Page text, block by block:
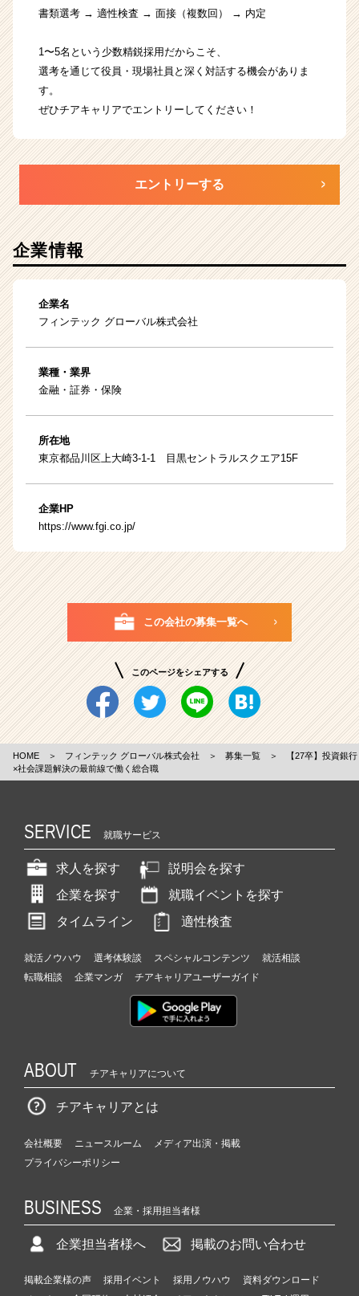
書類選考 → 適性検査 → 面接（複数回） → 内定
1〜5名という少数精鋭採用だからこそ、
選考を通じて役員・現場社員と深く対話する機会がありま
す。
ぜひチアキャリアでエントリーしてください！
エントリーする
企業情報
企業名
フィンテック グローバル株式会社
業種・業界
金融・証券・保険
所在地
東京都品川区上大崎3-1-1 目黒セントラルスクエア15F
企業HP
https://www.fgi.co.jp/
この会社の募集一覧へ
このページをシェアする
HOME ＞ フィンテック グローバル株式会社 ＞ 募集一覧 ＞
【27卒】投資銀行
×社会課題解決の最前線で働く総合職
SERVICE 就職サービス
求人を探す
説明会を探す
企業を探す
就職イベントを探す
タイムライン
適性検査
就活ノウハウ 選考体験談 スペシャルコンテンツ
就活相談
転職相談
企業マンガ チアキャリアユーザーガイド
ABOUT チアキャリアについて
チアキャリアとは
会社概要 ニュースルーム
メディア出演・掲載
プライバシーポリシー
BUSINESS 企業・採用担当者様
企業担当者様へ 掲載のお問い合わせ
掲載企業様の声 採用イベント 採用ノウハウ
資料ダウンロード